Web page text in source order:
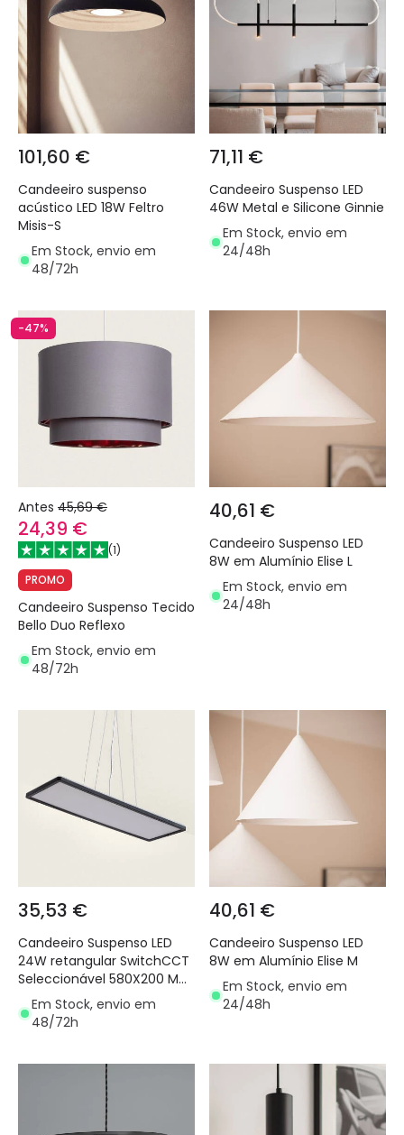
101,60 €
Candeeiro suspenso
acústico LED 18W Feltro
Misis-S
Em Stock, envio em
48/72h
71,11 €
Candeeiro Suspenso LED
46W Metal e Silicone Ginnie
Em Stock, envio em
24/48h
-47%
Antes 45,69 €
24,39 €
(1)
PROMO
Candeeiro Suspenso Tecido
Bello Duo Reflexo
Em Stock, envio em
48/72h
40,61 €
Candeeiro Suspenso LED
8W em Alumínio Elise L
Em Stock, envio em
24/48h
35,53 €
Candeeiro Suspenso LED
24W retangular SwitchCCT
Seleccionável 580X200 MM
Dupla face Preto
Em Stock, envio em
48/72h
40,61 €
Candeeiro Suspenso LED
8W em Alumínio Elise M
Em Stock, envio em
24/48h